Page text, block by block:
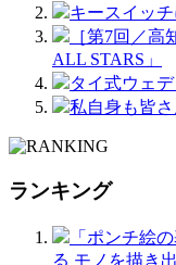
キースイッ
［第7回／
ALL STARS」
タイ式ウェ
私自身も皆さ
ランキング
「ポンチ絵
る モノを描き